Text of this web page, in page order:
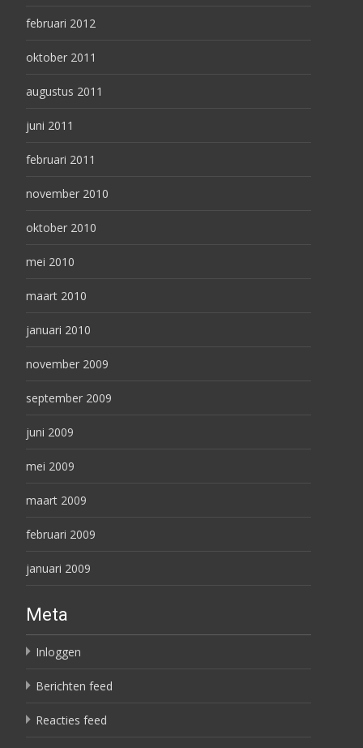
februari 2012
oktober 2011
augustus 2011
juni 2011
februari 2011
november 2010
oktober 2010
mei 2010
maart 2010
januari 2010
november 2009
september 2009
juni 2009
mei 2009
maart 2009
februari 2009
januari 2009
Meta
Inloggen
Berichten feed
Reacties feed